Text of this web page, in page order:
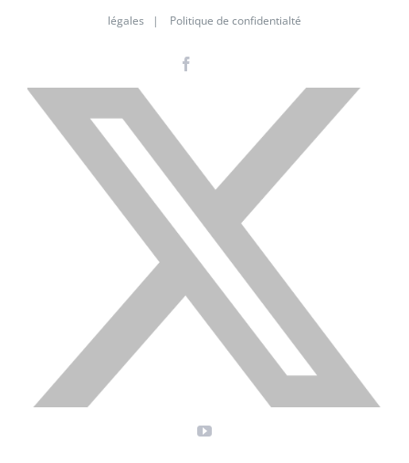
légales | Politique de confidentialté
X
YouTube